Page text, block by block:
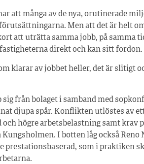
att många av de nya, orutinerade
Men att det är helt
att uträtta samma jobb, på samma
direkt och kan sitt fordon.
klarar av jobbet heller, det är slitigt
sig från bolaget i samband med
djupa spår. Konflikten utlöstes av
högre arbetsbelastning samt krav
I botten låg också Reno
prestationsbaserad, som i praktiken